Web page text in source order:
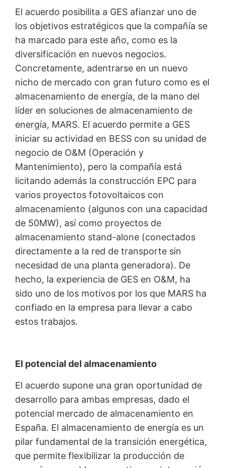
El acuerdo posibilita a GES afianzar uno de
los objetivos estratégicos que la compañía se
ha marcado para este año, como es la
diversificación en nuevos negocios.
Concretamente, adentrarse en un nuevo
nicho de mercado con gran futuro como es el
almacenamiento de energía, de la mano del
líder en soluciones de almacenamiento de
energía, MARS. El acuerdo permite a GES
iniciar su actividad en BESS con su unidad de
negocio de O&M (Operación y
Mantenimiento), pero la compañía está
licitando además la construcción EPC para
varios proyectos fotovoltaicos con
almacenamiento (algunos con una capacidad
de 50MW), así como proyectos de
almacenamiento stand-alone (conectados
directamente a la red de transporte sin
necesidad de una planta generadora). De
hecho, la experiencia de GES en O&M, ha
sido uno de los motivos por los que MARS ha
confiado en la empresa para llevar a cabo
estos trabajos.
El potencial del almacenamiento
El acuerdo supone una gran oportunidad de
desarrollo para ambas empresas, dado el
potencial mercado de almacenamiento en
España. El almacenamiento de energía es un
pilar fundamental de la transición energética,
que permite flexibilizar la producción de